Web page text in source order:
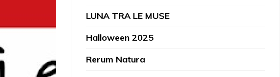
LUNA TRA LE MUSE
Halloween 2025
Rerum Natura